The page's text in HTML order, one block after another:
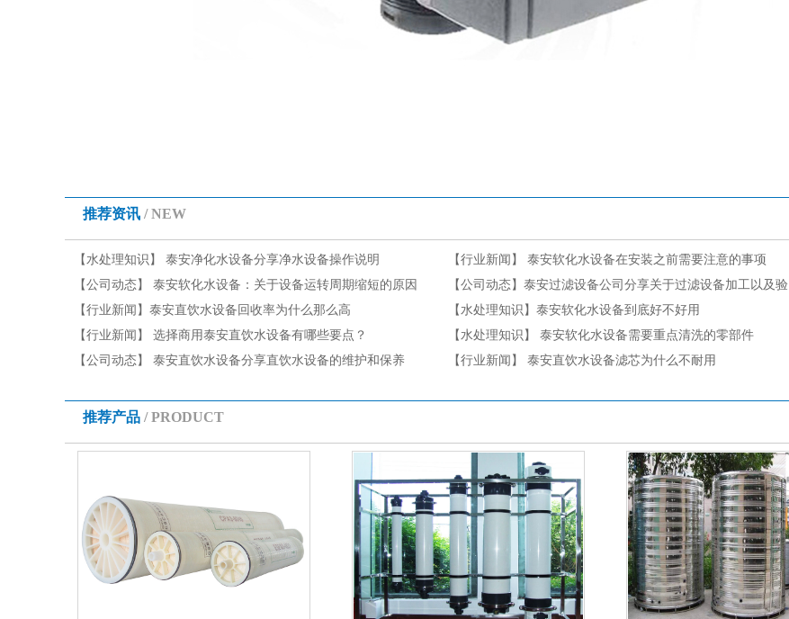
推荐资讯 / NEW
【水处理知识】 泰安净化水设备分享净水设备操作说明 【行业新闻】
泰安软化水设备在安装之前需要注意的事项
【公司动态】
泰安软化水设备：关于设备运转周期缩短的原因
有哪些
【公司动态】 泰安过滤设备公司分享关于过滤设备加工以及验
收工序
【行业新闻】 泰安直饮水设备回收率为什么那么高 【水处理知识】 泰安软化水设备到底好不好用
【行业新闻】
选择商用泰安直饮水设备有哪些要点？ 【水处理知识】
泰安软化水设备需要重点清洗的零部件
【公司动态】
泰安直饮水设备分享直饮水设备的维护和保养 【行业新闻】 泰安直饮水设备滤芯为什么不耐用
推荐产品 / PRODUCT